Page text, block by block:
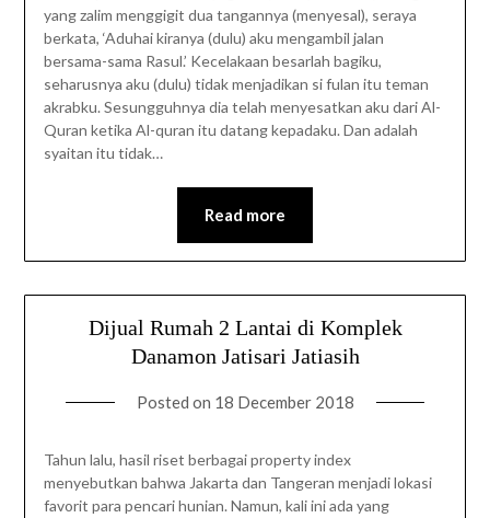
yang zalim menggigit dua tangannya (menyesal), seraya
berkata, ‘Aduhai kiranya (dulu) aku mengambil jalan
bersama-sama Rasul.’ Kecelakaan besarlah bagiku,
seharusnya aku (dulu) tidak menjadikan si fulan itu teman
akrabku. Sesungguhnya dia telah menyesatkan aku dari Al-
Quran ketika Al-quran itu datang kepadaku. Dan adalah
syaitan itu tidak…
Read more
Dijual Rumah 2 Lantai di Komplek
Danamon Jatisari Jatiasih
Posted on 18 December 2018
Tahun lalu, hasil riset berbagai property index
menyebutkan bahwa Jakarta dan Tangeran menjadi lokasi
favorit para pencari hunian. Namun, kali ini ada yang